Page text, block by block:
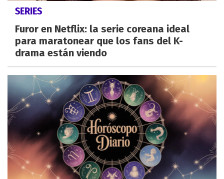
SERIES
Furor en Netflix: la serie coreana ideal
para maratonear que los fans del K-
drama están viendo